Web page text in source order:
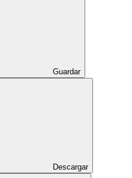
Guardar
Descargar